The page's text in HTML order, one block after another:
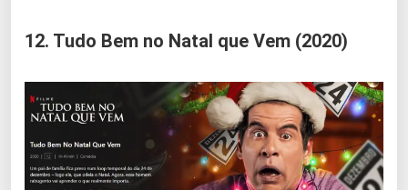
12. Tudo Bem no Natal que Vem (2020)